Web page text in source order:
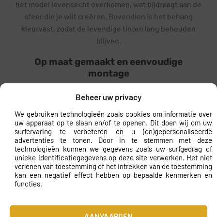
Beheer uw privacy
We gebruiken technologieën zoals cookies om informatie over
uw apparaat op te slaan en/of te openen. Dit doen wij om uw
surfervaring te verbeteren en u (on)gepersonaliseerde
advertenties te tonen. Door in te stemmen met deze
technologieën kunnen we gegevens zoals uw surfgedrag of
unieke identificatiegegevens op deze site verwerken. Het niet
verlenen van toestemming of het intrekken van de toestemming
kan een negatief effect hebben op bepaalde kenmerken en
functies.
het model levensecht overkomen, wat bijdraagt aan de
sfeer die je wilt creëren. Bovendien is het behang
kleurvast, zodat de levendige tinten lang behouden
blijven.
Op maat gemaakt en eenvoudige
montage
dat het op maat gemaakt wordt. Dit betekent dat je het
behang precies kunt laten maken voor de afmetingen
van jouw wand. Daarnaast is de montage eenvoudig;
het vliesbehang kan met behanglijm op de muur
worden aangebracht zonder dat je daarvoor
professionele hulp nodig hebt. Volg simpelweg de
instructies en je kunt binnen een mum van tijd
Waarom kiezen voor dit fotobehang